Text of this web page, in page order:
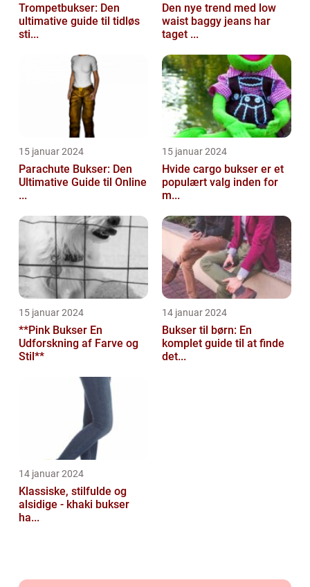
Trompetbukser: Den
ultimative guide til tidløs
sti...
Den nye trend med low
waist baggy jeans har
taget ...
15 januar 2024
Parachute Bukser: Den
Ultimative Guide til Online
...
15 januar 2024
Hvide cargo bukser er et
populært valg inden for
m...
15 januar 2024
**Pink Bukser En
Udforskning af Farve og
Stil**
14 januar 2024
Bukser til børn: En
komplet guide til at finde
det...
14 januar 2024
Klassiske, stilfulde og
alsidige - khaki bukser
ha...